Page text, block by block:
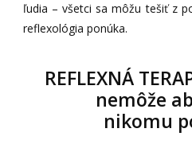
ľudia – všetci sa môžu tešiť z
reflexológia ponúka.
REFLEXNÁ
nemôže
nikomu